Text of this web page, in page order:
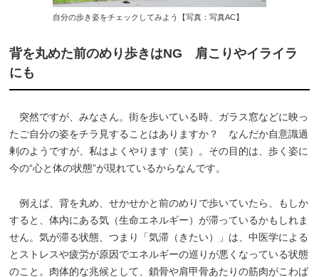
自分の歩き姿をチェックしてみよう【写真：写真AC】
背を丸めた前のめり歩きはNG 肩こりやイライラ
にも
突然ですが、みなさん。街を歩いている時、ガラス窓などに映っ
たご自分の姿をチラ見することはありますか？ なんだか自意識過
剰のようですが、私はよくやります（笑）。その目的は、歩く姿に
今の“心と体の状態”が現れているからなんです。
例えば、背を丸め、せかせかと前のめりで歩いていたら、もしか
すると、体内にある気（生命エネルギー）が滞っているかもしれま
せん。気が滞る状態、つまり「気滞（きたい）」は、中医学による
とストレスや疲労が原因でエネルギーの巡りが悪くなっている状態
のこと。肉体的な兆候として、鎖骨や肩甲骨あたりの筋肉がこわば